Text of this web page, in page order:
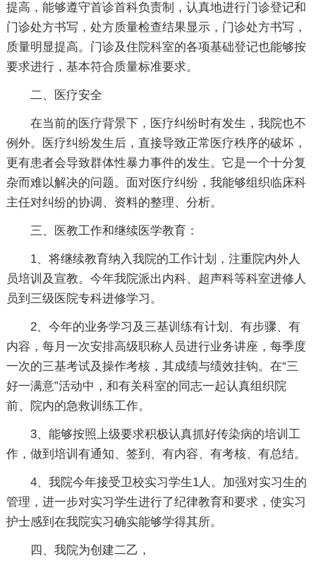
提高，能够遵守首诊首科负责制，认真地进行门诊登记和
门诊处方书写，处方质量检查结果显示，门诊处方书写，
质量明显提高。门诊及住院科室的各项基础登记也能够按
要求进行，基本符合质量标准要求。
二、医疗安全
在当前的医疗背景下，医疗纠纷时有发生，我院也不
例外。医疗纠纷发生后，直接导致正常医疗秩序的破坏，
更有患者会导致群体性暴力事件的发生。它是一个十分复
杂而难以解决的问题。面对医疗纠纷，我能够组织临床科
主任对纠纷的协调、资料的整理、分析。
三、医教工作和继续医学教育：
1、将继续教育纳入我院的工作计划，注重院内外人
员培训及宣教。今年我院派出内科、超声科等科室进修人
员到三级医院专科进修学习。
2、今年的业务学习及三基训练有计划、有步骤、有
内容，每月一次安排高级职称人员进行业务讲座，每季度
一次的三基考试及操作考核，其成绩与绩效挂钩。在“三
好一满意”活动中，和有关科室的同志一起认真组织院
前、院内的急救训练工作。
3、能够按照上级要求积极认真抓好传染病的培训工
作，做到培训有通知、签到、有内容、有考核、有总结。
4、我院今年接受卫校实习学生1人。加强对实习生的
管理，进一步对实习学生进行了纪律教育和要求，使实习
护士感到在我院实习确实能够学得其所。
四、我院为创建二乙，